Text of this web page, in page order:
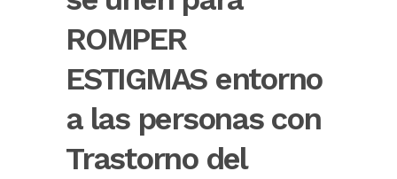
ROMPER
ESTIGMAS entorno
a las personas con
Trastorno del